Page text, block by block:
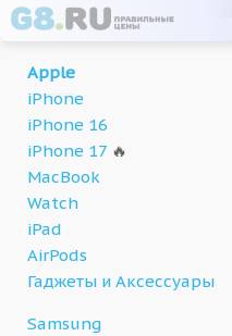
Apple
iPhone
iPhone 16
iPhone 17 🔥
MacBook
Watch
iPad
AirPods
Гаджеты и Аксессуары
Samsung